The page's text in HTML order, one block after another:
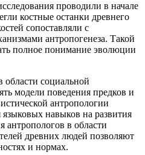
проводили в начале
костные останки древнего
сопоставляли с
антропогенеза. Такой
полное понимание эволюции
социальной
модели поведения предков и
антропологии
навыков на развития
антропологов в области
древних людей позволяют
и нормах.